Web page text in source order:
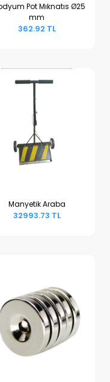
Sepete Ekle
Pot Mıknatıs Ø25
mm
362.92 TL
Sepete Ekle
Manyetik Araba
32993.73 TL